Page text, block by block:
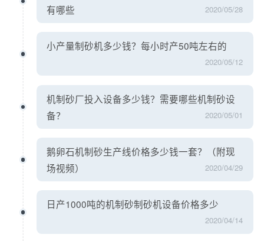
有哪些
2020/05/28
小产量制砂机多少钱？每小时产50吨左右的
2020/05/12
机制砂厂投入设备多少钱？需要哪些机制砂设
备？
2020/05/01
鹅卵石机制砂生产线价格多少钱一套？（附现
场视频）
2020/04/29
日产1000吨的机制砂制砂机设备价格多少
2020/04/14